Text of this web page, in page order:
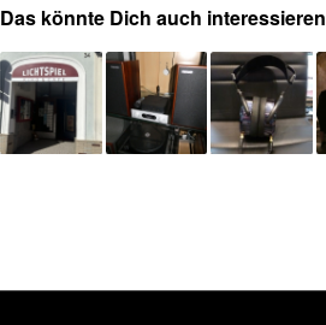
Das könnte Dich auch interessieren